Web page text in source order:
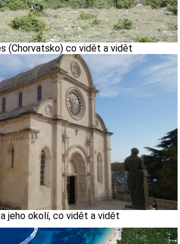
(Chorvatsko) co vidět a vidět
jeho okolí, co vidět a vidět